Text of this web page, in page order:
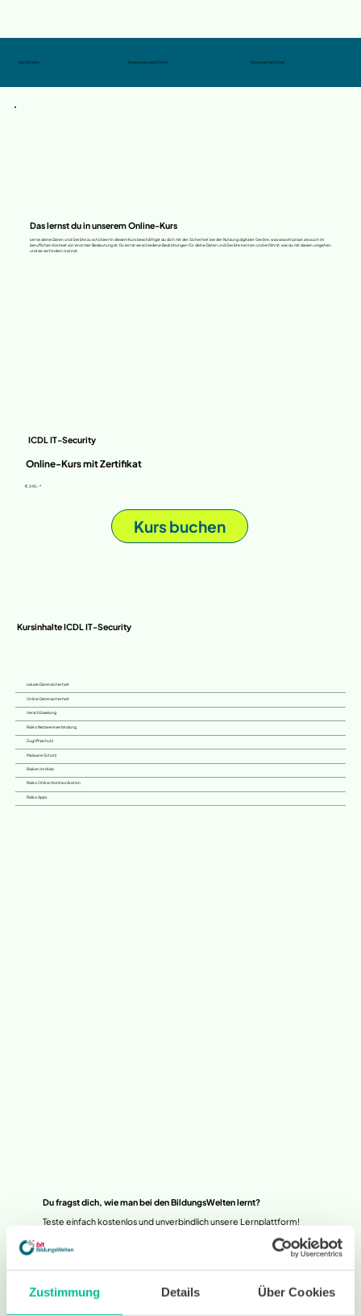
Zustimmung Details Über Cookies
Kursinhalte Unsere Lernplattform Deine Lernschritte
Das lernst du in unserem Online-Kurs
Lerne deine Daten und Geräte zu schützen! In diesem Kurs beschäftigst du dich mit der Sicherheit bei der Nutzung digitaler Geräte, was sowohl privat als auch im
beruflichen Kontext von enormer Bedeutung ist. Du lernst verschiedene Bedrohungen für deine Daten und Geräte kennen und erfährst, wie du mit diesen umgehen
und sie verhindern kannst.
ICDL IT-Security
Online-Kurs mit Zertifikat
€ 245,- *
Kurs buchen
Kursinhalte ICDL IT-Security
Lokale Datensicherheit
Online Datensicherheit
Verschlüsselung
Risiko Netzwerkverbindung
Zugriffsschutz
Malware Schutz
Risiken im Web
Risiko Online-Kommunikation
Risiko Apps
Du fragst dich, wie man bei den BildungsWelten lernt?
Teste einfach kostenlos und unverbindlich unsere Lernplattform!